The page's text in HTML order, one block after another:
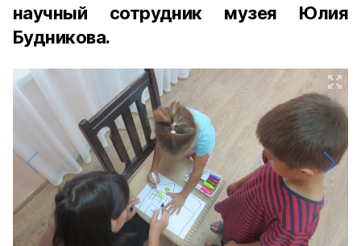
научный сотрудник музея Юлия
Будникова.